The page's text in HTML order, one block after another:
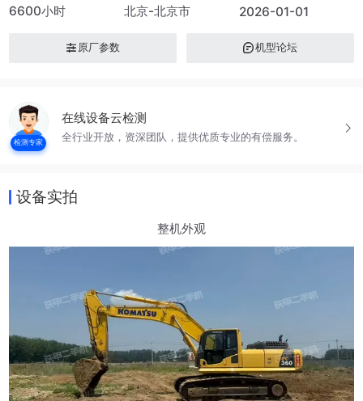
6600小时 北京-北京市 2026-01-01
原厂参数 机型论坛
检测专家
在线设备云检测
全行业开放，资深团队，提供优质专业的有偿服务。
设备实拍
整机外观